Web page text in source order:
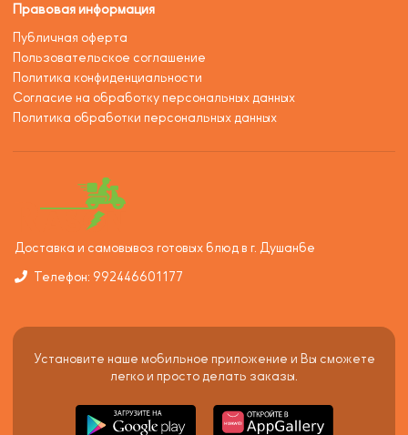
Правовая информация
Публичная оферта
Пользовательское соглашение
Политика конфиденциальности
Согласие на обработку персональных данных
Политика обработки персональных данных
Доставка и самовывоз готовых блюд в г. Душанбе
Телефон: 992446601177
Установите наше мобильное приложение и Вы сможете
легко и просто делать заказы.